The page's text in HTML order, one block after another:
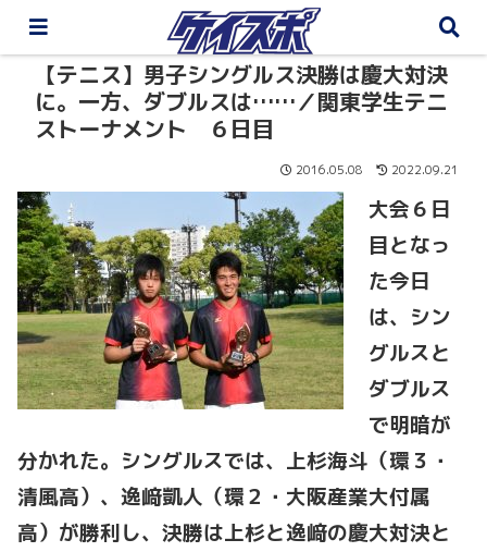
【テニス】男子シングルス決勝は慶大対決
に。一方、ダブルスは……／関東学生テニ
ストーナメント ６日目
2016.05.08 2022.09.21
大会６日
目となっ
た今日
は、シン
グルスと
ダブルス
で明暗が
分かれた。シングルスでは、上杉海斗（環３・
清風高）、逸﨑凱人（環２・大阪産業大付属
高）が勝利し、決勝は上杉と逸﨑の慶大対決と